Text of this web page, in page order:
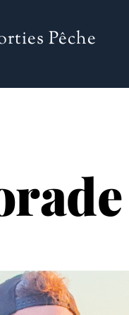
Pêche